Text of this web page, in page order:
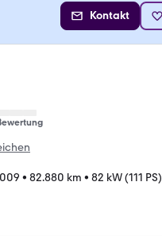
Kontakt
• 82.880 km • 82 kW (111 PS)